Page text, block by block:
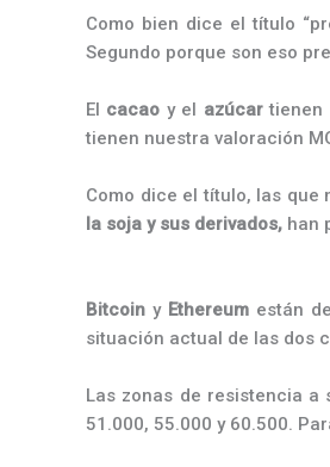
Como bien dice el título
Segundo porque son eso
El cacao y el azúcartienen
tienen nuestra valoración
Como dice el título, las que
la soja y sus derivados, han
Bitcoin y Ethereum están
situación actual de las dos
Las zonas de resistencia a
51.000, 55.000 y 60.500.